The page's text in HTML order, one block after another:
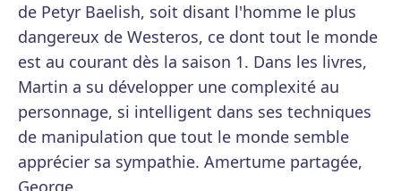
de Petyr Baelish, soit disant l'homme le plus
dangereux de Westeros, ce dont tout le monde
est au courant dès la saison 1. Dans les livres,
Martin a su développer une complexité au
personnage, si intelligent dans ses techniques
de manipulation que tout le monde semble
apprécier sa sympathie. Amertume partagée,